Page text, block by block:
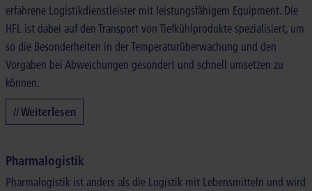
erfahrene Logistikdienstleister mit leistungsfähigem Equipment. Die
HFL ist dabei auf den Transport von Tiefkühlprodukte spezialisiert, um
so die Besonderheiten in der Temperaturüberwachung und den
Vorgaben bei Abweichungen gesondert und schnell umsetzen zu
können.
// Weiterlesen
Pharmalogistik
Pharmalogistik ist anders als die Logistik mit Lebensmitteln und wird